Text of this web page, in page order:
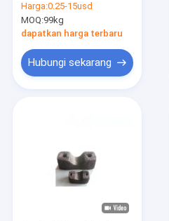
Mesh Gasket untuk
filter
Harga:0.25-15usd
MOQ:99kg
dapatkan harga terbaru
Hubungi sekarang